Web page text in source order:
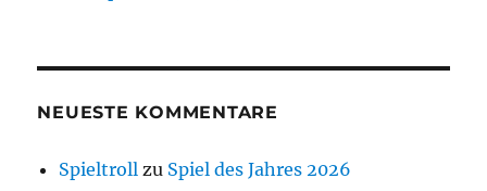
NEUESTE KOMMENTARE
Spieltroll zu Spiel des Jahres 2026